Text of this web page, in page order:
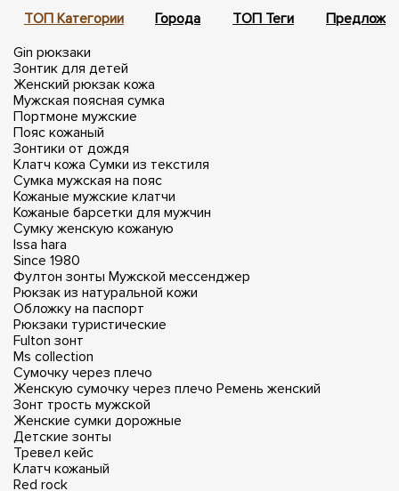
ТОП Категории Города ТОП Теги
Gin рюкзаки
Зонтик для детей
Женский рюкзак кожа
Мужская поясная сумка
Портмоне мужские
Пояс кожаный
Зонтики от дождя
Клатч кожа Сумки из текстиля
Сумка мужская на пояс
Кожаные мужские клатчи
Кожаные барсетки для мужчин
Сумку женскую кожаную
Issa hara
Since 1980
Фултон зонты Мужской мессенджер
Рюкзак из натуральной кожи
Обложку на паспорт
Рюкзаки туристические
Fulton зонт
Ms collection
Сумочку через плечо
Женскую сумочку через плечо Ремень женский
Зонт трость мужской
Женские сумки дорожные
Детские зонты
Тревел кейс
Клатч кожаный
Red rock